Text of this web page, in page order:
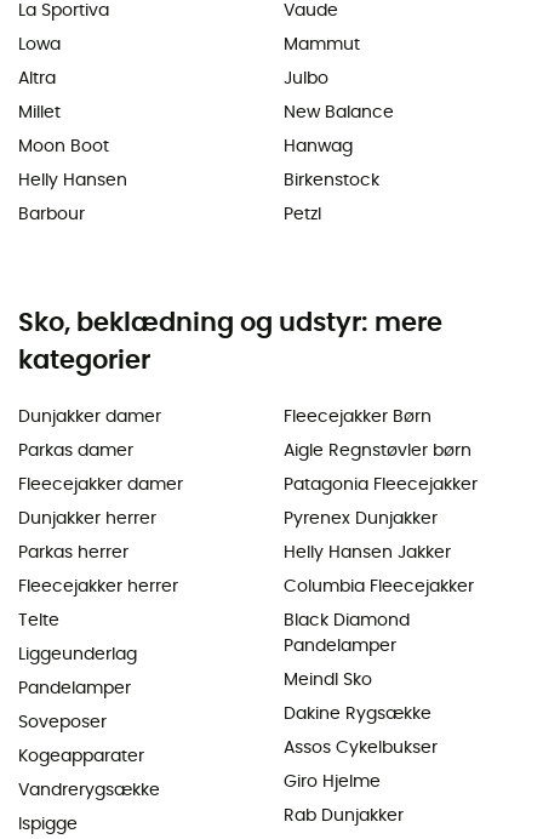
La Sportiva
Lowa
Altra
Millet
Moon Boot
Helly Hansen
Barbour
Vaude
Mammut
Julbo
New Balance
Hanwag
Birkenstock
Petzl
Sko, beklædning og udstyr: mere
kategorier
Dunjakker damer
Parkas damer
Fleecejakker damer
Dunjakker herrer
Parkas herrer
Fleecejakker herrer
Telte
Liggeunderlag
Pandelamper
Soveposer
Kogeapparater
Vandrerygsække
Ispigge
Fleecejakker Børn
Aigle Regnstøvler børn
Patagonia Fleecejakker
Pyrenex Dunjakker
Helly Hansen Jakker
Columbia Fleecejakker
Black Diamond
Pandelamper
Meindl Sko
Dakine Rygsække
Assos Cykelbukser
Giro Hjelme
Rab Dunjakker